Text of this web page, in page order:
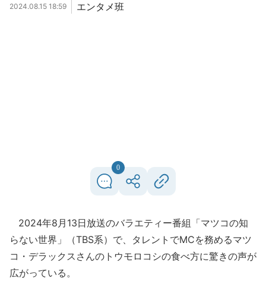
2024.08.15 18:59 エンタメ班
0
2024年8月13日放送のバラエティー番組「マツコの知
らない世界」（TBS系）で、タレントでMCを務めるマツ
コ・デラックスさんのトウモロコシの食べ方に驚きの声が
広がっている。